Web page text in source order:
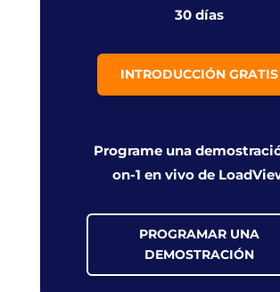
30 días
INTRODUCCIÓN GRATIS
Programe una
on-1 en vivo de
PROGRAMAR UNA
DEMOSTRACIÓN